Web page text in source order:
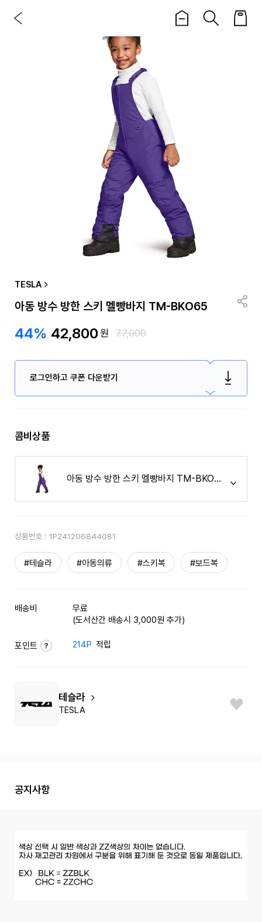
TESLA
아동 방수 방한 스키 멜빵바지 TM-BKO65
44% 42,800원 77,000
로그인하고 쿠폰 다운받기
콤비상품
아동 방수 방한 스키 멜빵바지 TM-BKO65
상품번호 : 1P241206844081
#테슬라 #아동의류 #스키복 #보드복
배송비
무료
(도서산간 배송시 3,000원 추가)
포인트 214P 적립
테슬라
TESLA
공지사항